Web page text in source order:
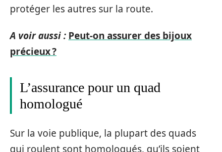
protéger les autres sur la route.
A voir aussi : Peut-on assurer des bijoux
précieux ?
L’assurance pour un quad
homologué
Sur la voie publique, la plupart des quads
qui roulent sont homologués, qu’ils soient